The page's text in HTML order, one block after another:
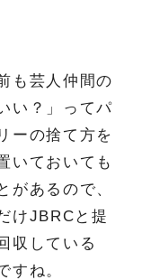
も芸人仲間の
い？」ってパ
ーの捨て方を
いておいても
があるので、
けJBRCと提
収している
すね。